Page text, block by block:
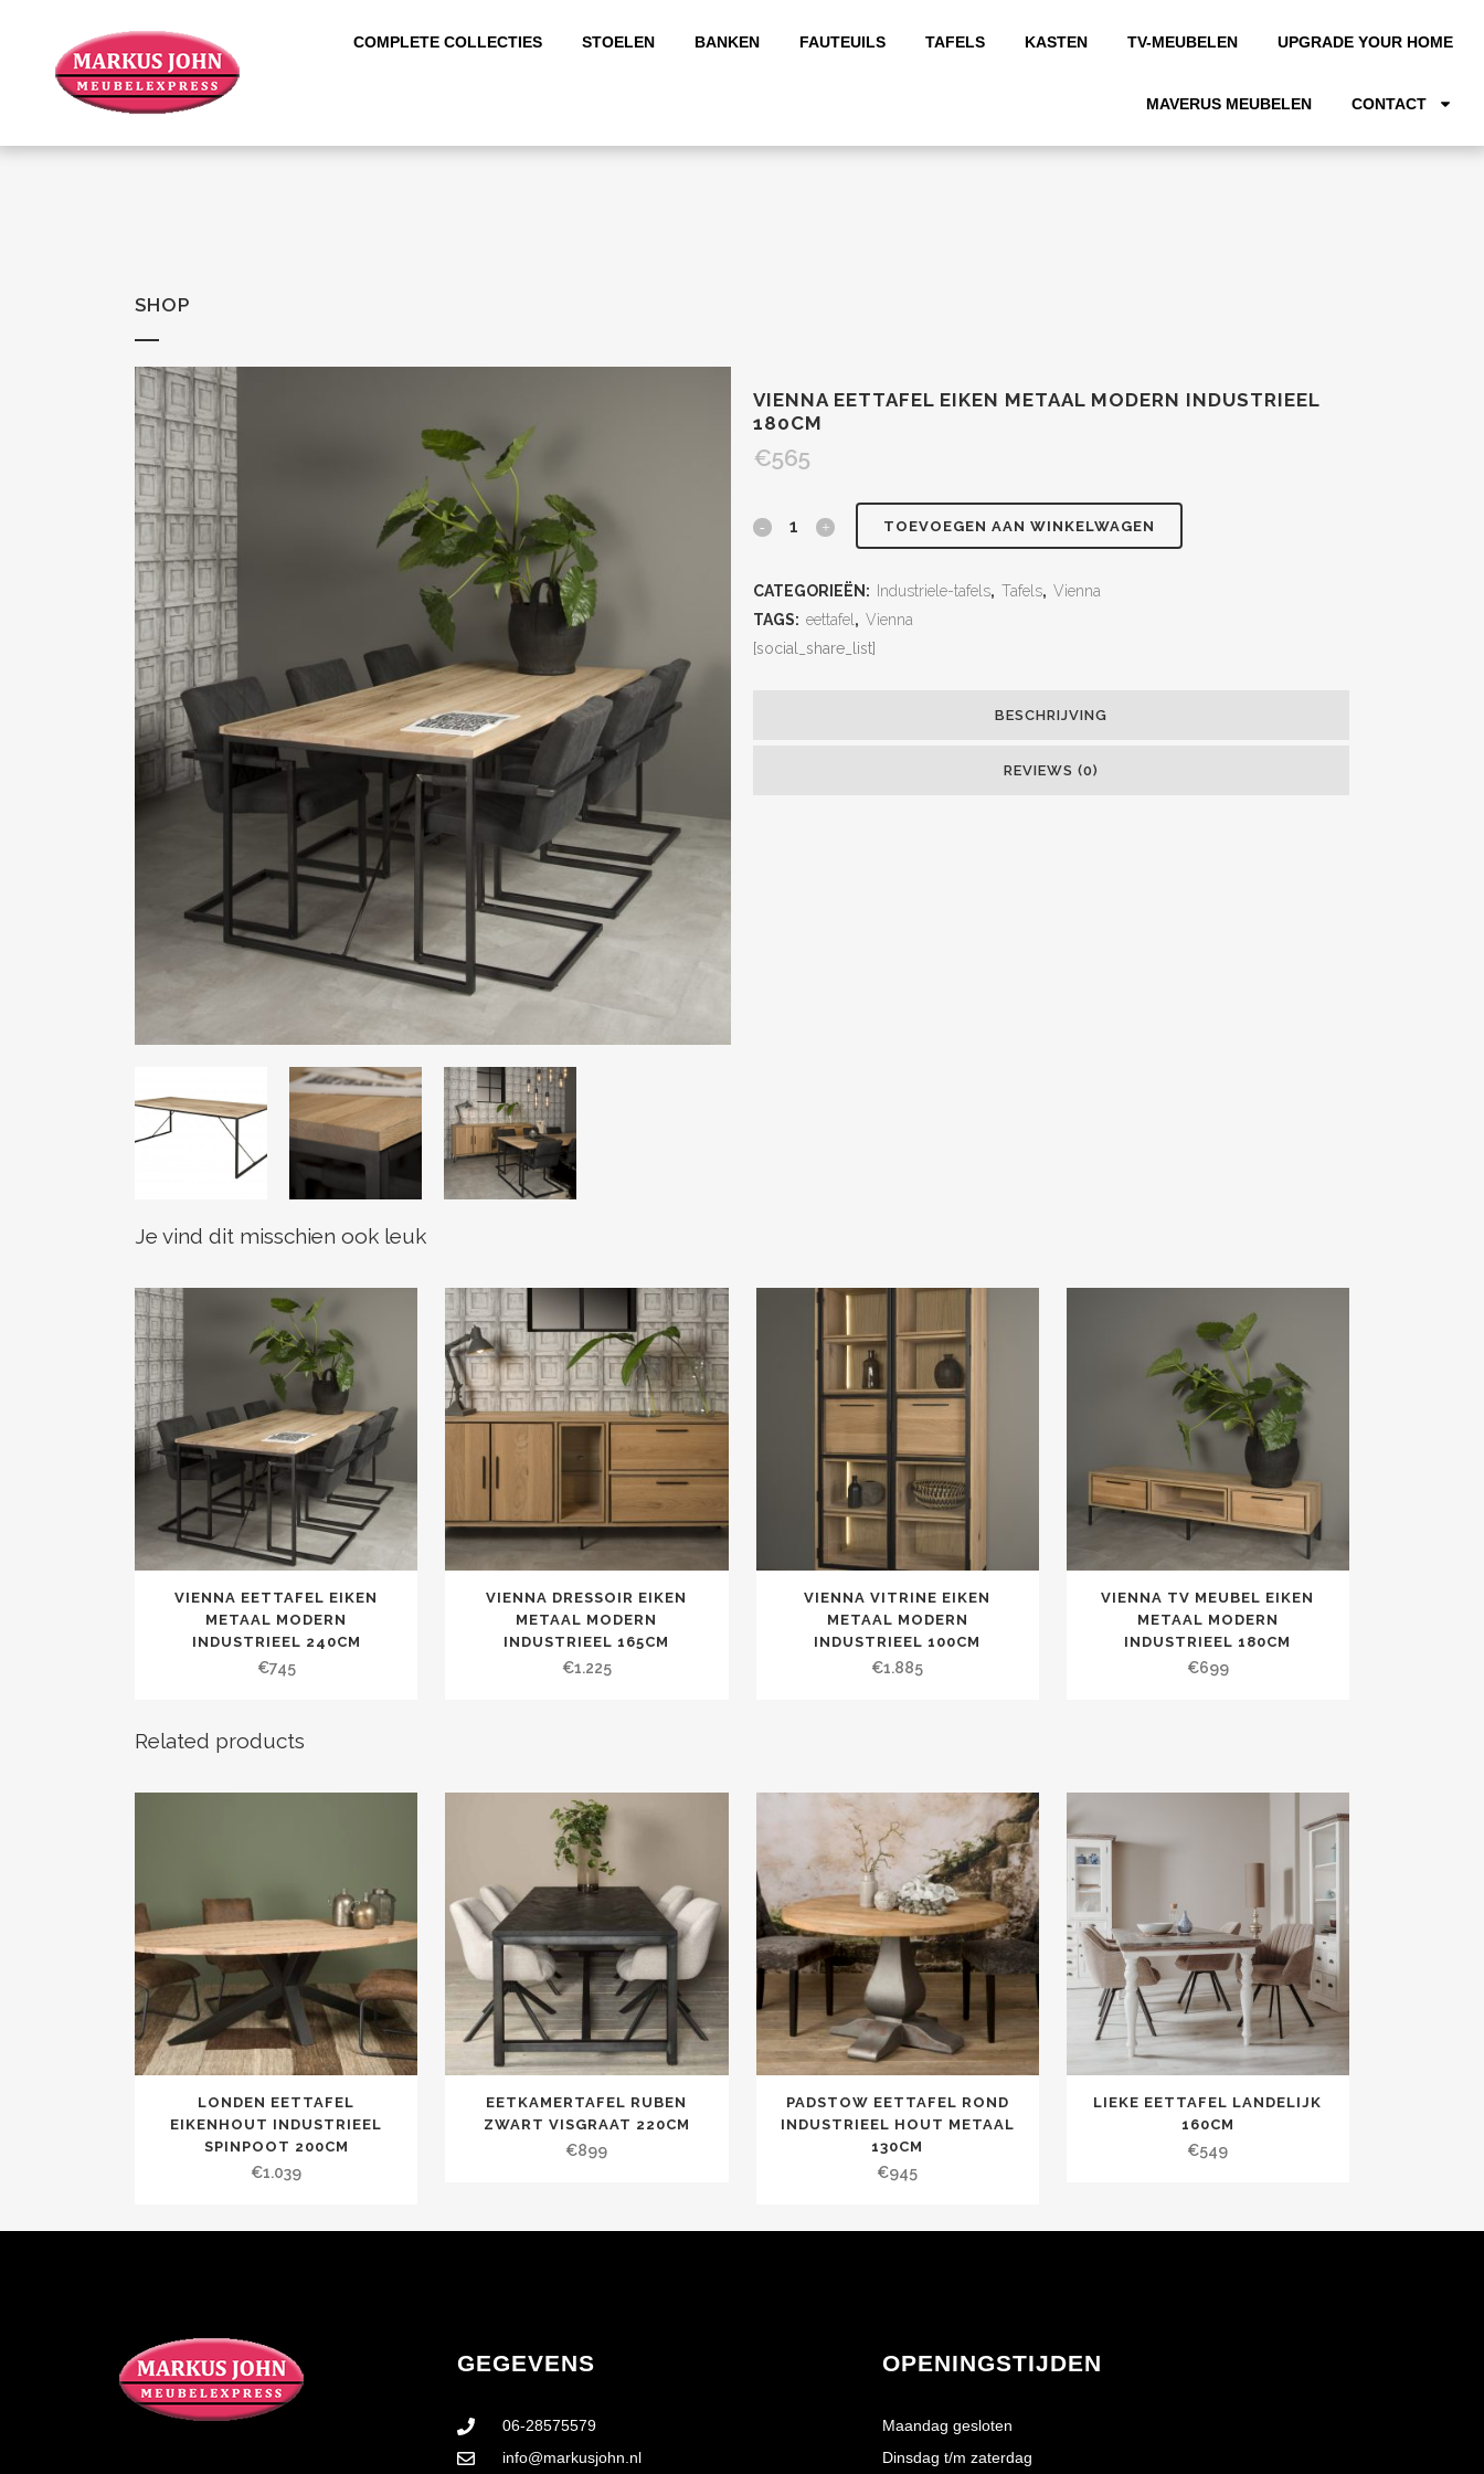
COMPLETE COLLECTIES STOELEN BANKEN FAUTEUILS TAFELS KASTEN TV-MEUBELEN UPGRADE YOUR HOME
MAVERUS MEUBELEN CONTACT
SHOP
VIENNA EETTAFEL EIKEN METAAL MODERN INDUSTRIEEL
180CM
€565
TOEVOEGEN AAN WINKELWAGEN
CATEGORIEËN: Industriele-tafels, Tafels, Vienna
TAGS: eettafel , Vienna
[social_share_list]
BESCHRIJVING
REVIEWS (0)
Je vind dit misschien ook leuk
VIENNA EETTAFEL EIKEN
METAAL MODERN
INDUSTRIEEL 240CM
€745
VIENNA DRESSOIR EIKEN
METAAL MODERN
INDUSTRIEEL 165CM
€1.225
VIENNA VITRINE EIKEN
METAAL MODERN
INDUSTRIEEL 100CM
€1.885
VIENNA TV MEUBEL EIKEN
METAAL MODERN
INDUSTRIEEL 180CM
€699
Related products
LONDEN EETTAFEL
EIKENHOUT INDUSTRIEEL
SPINPOOT 200CM
€1.039
EETKAMERTAFEL RUBEN
ZWART VISGRAAT 220CM
€899
PADSTOW EETTAFEL ROND
INDUSTRIEEL HOUT METAAL
130CM
€945
LIEKE EETTAFEL LANDELIJK
160CM
€549
GEGEVENS
06-28575579
info@markusjohn.nl
OPENINGSTIJDEN
Maandag gesloten
Dinsdag t/m zaterdag